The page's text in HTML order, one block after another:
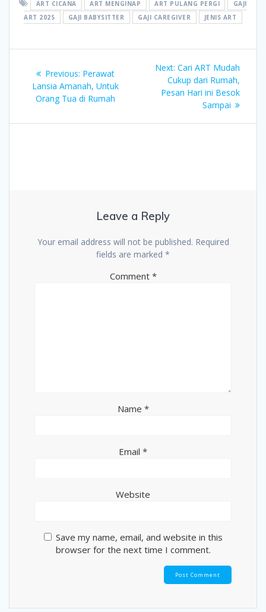
ART CICANA ART MENGINAP ART PULANG PERGI
GAJI
ART 2025
GAJI BABYSITTER GAJI CAREGIVER JENIS ART
navigation
Previous: Previous
post:
Perawat
Lansia Amanah, Untuk
Orang Tua di Rumah
Next: Next
post:
Cari ART Mudah
Cukup dari Rumah,
Pesan Hari ini Besok
Sampai
Leave a Reply
Your email address will not be published. Required
fields are marked *
Comment *
Name *
Email *
Website
Save my name, email, and website in this
browser for the next time I comment.